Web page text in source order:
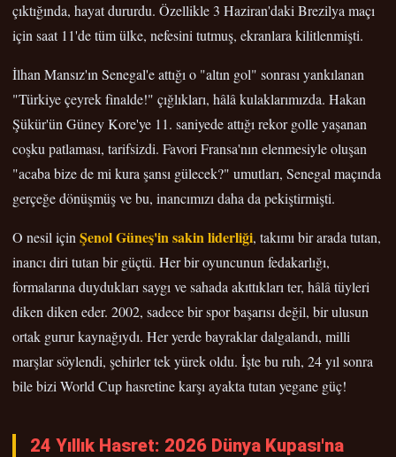
çıktığında, hayat dururdu. Özellikle 3 Haziran'daki Brezilya maçı
için saat 11'de tüm ülke, nefesini tutmuş, ekranlara kilitlenmişti.
İlhan Mansız'ın Senegal'e attığı o "altın gol" sonrası yankılanan
"Türkiye çeyrek finalde!" çığlıkları, hâlâ kulaklarımızda. Hakan
Şükür'ün Güney Kore'ye 11. saniyede attığı rekor golle yaşanan
coşku patlaması, tarifsizdi. Favori Fransa'nın elenmesiyle oluşan
"acaba bize de mi kura şansı gülecek?" umutları, Senegal maçında
gerçeğe dönüşmüş ve bu, inancımızı daha da pekiştirmişti.
O nesil için Şenol Güneş'in sakin liderliği, takımı bir arada tutan,
inancı diri tutan bir güçtü. Her bir oyuncunun fedakarlığı,
formalarına duydukları saygı ve sahada akıttıkları ter, hâlâ tüyleri
diken diken eder. 2002, sadece bir spor başarısı değil, bir ulusun
ortak gurur kaynağıydı. Her yerde bayraklar dalgalandı, milli
marşlar söylendi, şehirler tek yürek oldu. İşte bu ruh, 24 yıl sonra
bile bizi World Cup hasretine karşı ayakta tutan yegane güç!
24 Yıllık Hasret: 2026 Dünya Kupası'na